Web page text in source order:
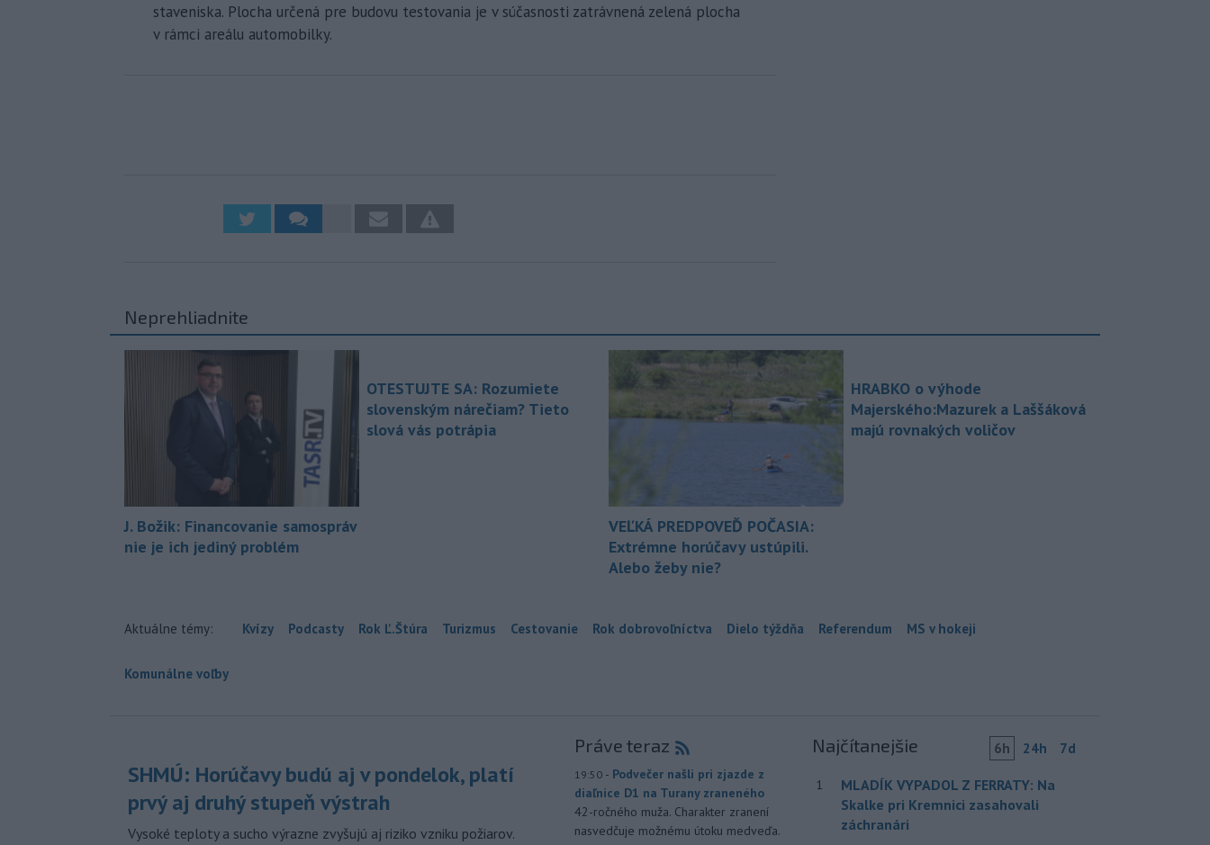
staveniska. Plocha určená pre budovu testovania je v súčasnosti zatrávnená zelená plocha
v rámci areálu automobilky.
Neprehliadnite
J. Božik: Financovanie samospráv
nie je ich jediný problém
OTESTUJTE SA: Rozumiete
slovenským nárečiam? Tieto
slová vás potrápia
VEĽKÁ PREDPOVEĎ POČASIA:
Extrémne horúčavy ustúpili.
Alebo žeby nie?
HRABKO o výhode
Majerského:Mazurek a Laššáková
majú rovnakých voličov
Aktuálne témy: Kvízy Podcasty Rok Ľ.Štúra Turizmus Cestovanie Rok dobrovoľníctva Dielo týždňa Referendum MS v hokeji
Komunálne voľby
SHMÚ: Horúčavy budú aj v pondelok, platí
prvý aj druhý stupeň výstrah
Vysoké teploty a sucho výrazne zvyšujú aj riziko vzniku požiarov.
Práve teraz
19:50 - Podvečer našli pri zjazde z
diaľnice D1 na Turany zraneného
42-ročného muža. Charakter zranení
nasvedčuje možnému útoku medveďa.
Najčítanejšie 6h 24h 7d
1
MLADÍK VYPADOL Z FERRATY: Na
Skalke pri Kremnici zasahovali
záchranári